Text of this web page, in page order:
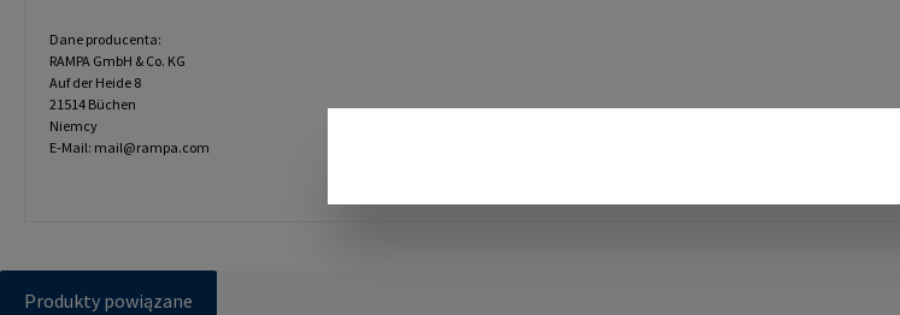
Dane producenta:
RAMPA GmbH & Co. KG
Auf der Heide 8
21514 Büchen
Niemcy
E-Mail: mail@rampa.com
Produkty powiązane